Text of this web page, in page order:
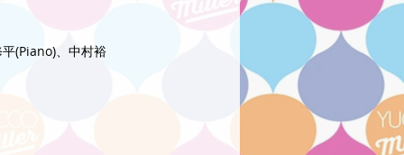
(Piano)、中村裕